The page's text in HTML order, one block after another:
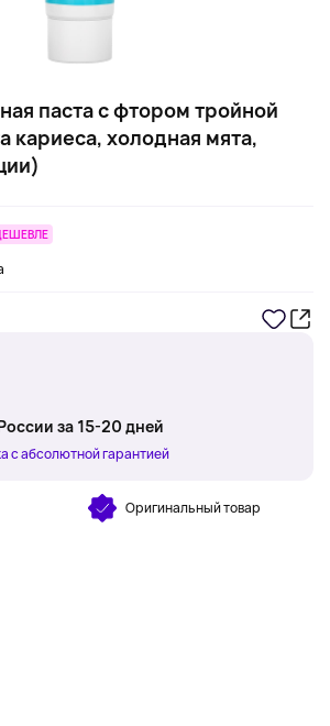
паста с фтором тройной
кариеса, холодная мята,
за 15-20 дней
с абсолютной гарантией
Оригинальный товар